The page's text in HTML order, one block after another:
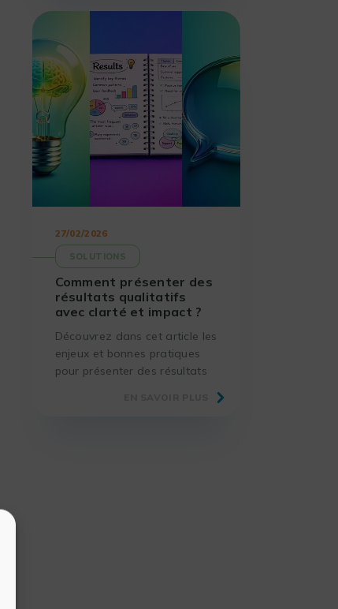
science.
27/02/2026
SOLUTIONS
Comment présenter des
résultats qualitatifs
avec clarté et impact ?
Découvrez dans cet article les
enjeux et bonnes pratiques
pour présenter des résultats